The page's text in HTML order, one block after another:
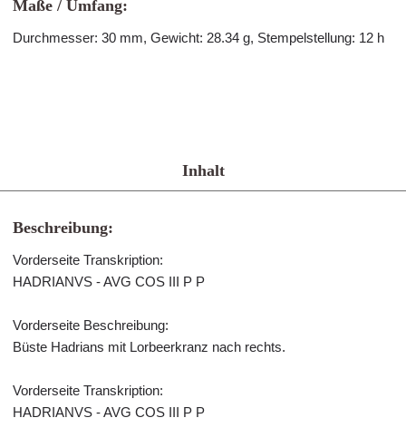
Maße / Umfang:
Durchmesser: 30 mm, Gewicht: 28.34 g, Stempelstellung: 12 h
Inhalt
Beschreibung:
Vorderseite Transkription:
HADRIANVS - AVG COS III P P
Vorderseite Beschreibung:
Büste Hadrians mit Lorbeerkranz nach rechts.
Vorderseite Transkription:
HADRIANVS - AVG COS III P P